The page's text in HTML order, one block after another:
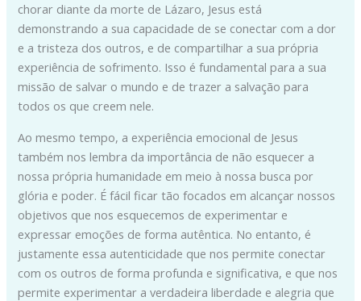
chorar diante da morte de Lázaro, Jesus está
demonstrando a sua capacidade de se conectar com a dor
e a tristeza dos outros, e de compartilhar a sua própria
experiência de sofrimento. Isso é fundamental para a sua
missão de salvar o mundo e de trazer a salvação para
todos os que creem nele.
Ao mesmo tempo, a experiência emocional de Jesus
também nos lembra da importância de não esquecer a
nossa própria humanidade em meio à nossa busca por
glória e poder. É fácil ficar tão focados em alcançar nossos
objetivos que nos esquecemos de experimentar e
expressar emoções de forma autêntica. No entanto, é
justamente essa autenticidade que nos permite conectar
com os outros de forma profunda e significativa, e que nos
permite experimentar a verdadeira liberdade e alegria que